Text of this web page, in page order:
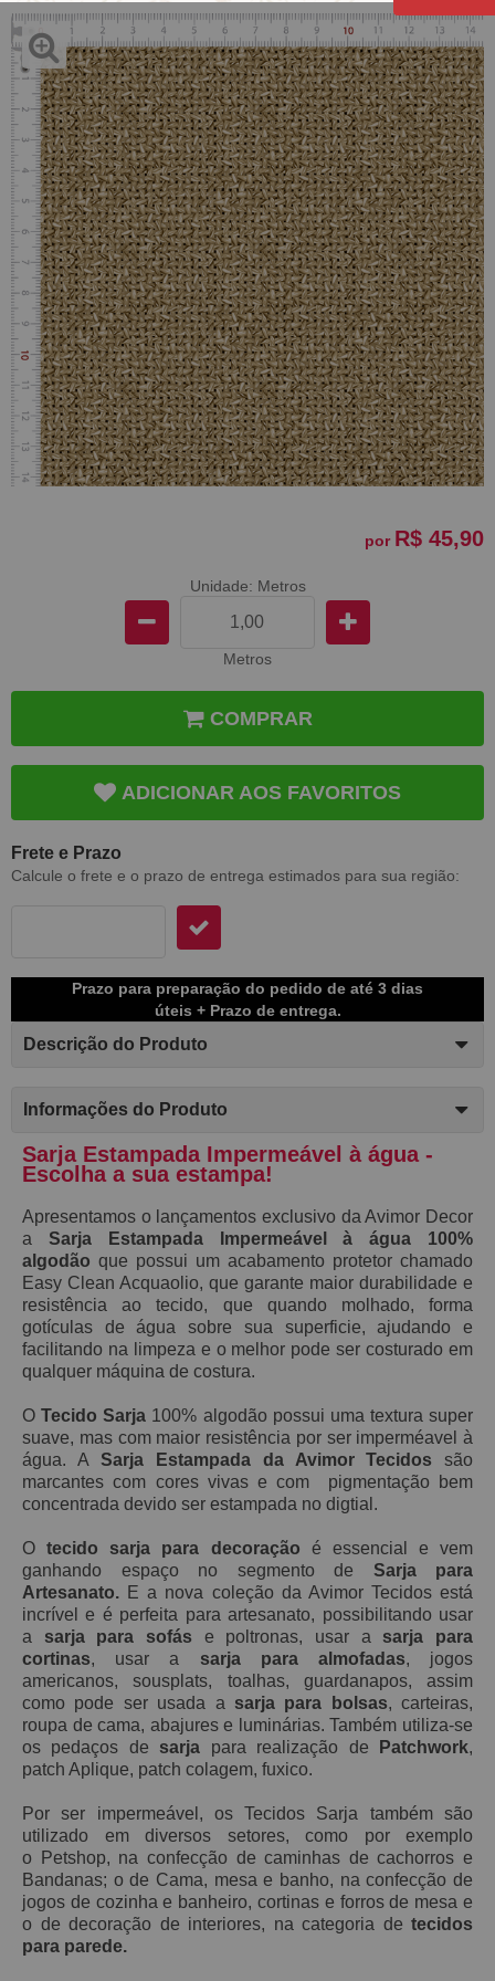
por R$ 45,90
Unidade: Metros
Metros
COMPRAR
ADICIONAR AOS FAVORITOS
Frete e Prazo
Calcule o frete e o prazo de entrega estimados para sua região:
Prazo para preparação do pedido de até 3 dias
úteis + Prazo de entrega.
Descrição do Produto
Informações do Produto
Sarja Estampada Impermeável à água -
Escolha a sua estampa!
Apresentamos o lançamentos exclusivo da Avimor Decor
a Sarja Estampada Impermeável à água 100%
algodão que possui um acabamento protetor chamado
Easy C lean Acquaolio, que garante maior durabilidade e
resistência ao tecido, que quando molhado, forma
gotículas de água sobre sua superficie, ajudando e
facilitando na limpeza e o melhor pode ser costurado em
qualquer máquina de costura.
OTecido Sarja 100% algodão possui uma textura super
suave, mas com maior resistência por ser imperméavel à
água. ASarja Estampada da Avimor Tecidos são
marcantes com cores vivas e com pigmentação bem
concentrada devido ser estampada no digtial.
Otecido sarja para decoração é essencial e vem
ganhando espaço no segmento de Sarja para
Artesanato. E a nova coleção da Avimor Tecidos está
incrível e é perfeita para artesanato, possibilitando usar
a sarja para sofás e poltronas, usar a sarja para
cortinas, usar a sarja para almofadas, jogos
americanos, sousplats, toalhas, guardanapos, assim
como pode ser usada a sarja para bolsas, carteiras,
roupa de cama, abajures e luminárias. Também utiliza-se
os pedaços de sarja para realização de Patchwork,
patch Aplique, patch colagem, fuxico.
Por ser impermeável, os Tecidos Sarja também são
utilizado em diversos setores, como por exemplo
o Petshop, na confecção de caminhas de cachorros e
Bandanas; o de Cama, mesa e banho, na confecção de
jogos de cozinha e banheiro, cortinas e forros de mesa e
o de decoração de interiores, na categoria de tecidos
para parede.